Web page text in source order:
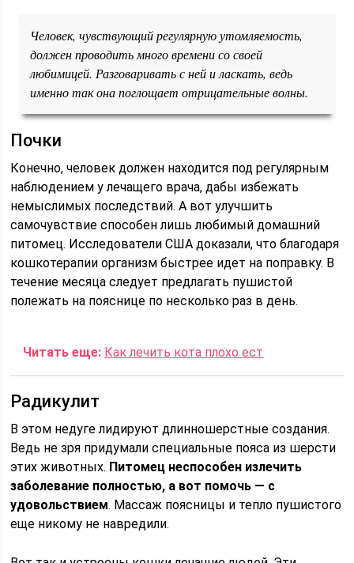
Человек, чувствующий регулярную утомляемость,
должен проводить много времени со своей
любимицей. Разговаривать с ней и ласкать, ведь
именно так она поглощает отрицательные волны.
Почки
Конечно, человек должен находится под регулярным
наблюдением у лечащего врача, дабы избежать
немыслимых последствий. А вот улучшить
самочувствие способен лишь любимый домашний
питомец. Исследователи США доказали, что благодаря
кошкотерапии организм быстрее идет на поправку. В
течение месяца следует предлагать пушистой
полежать на пояснице по несколько раз в день.
Читать еще: Как лечить кота плохо ест
Радикулит
В этом недуге лидируют длинношерстные создания.
Ведь не зря придумали специальные пояса из шерсти
этих животных. Питомец неспособен излечить
заболевание полностью, а вот помочь — с
удовольствием. Массаж поясницы и тепло пушистого
еще никому не навредили.